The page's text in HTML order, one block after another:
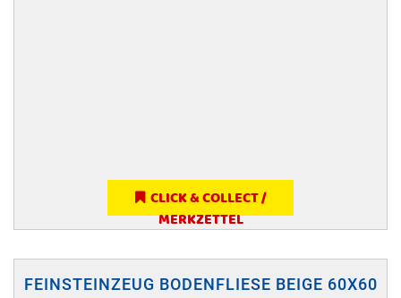
CLICK & COLLECT /
MERKZETTEL
FEINSTEINZEUG BODENFLIESE BEIGE 60X60